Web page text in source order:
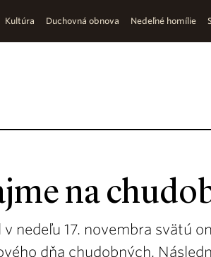
Kultúra Duchovná obnova Nedeľné homílie
na
v nedeľu 17. novembra svätú
dňa chudobných.